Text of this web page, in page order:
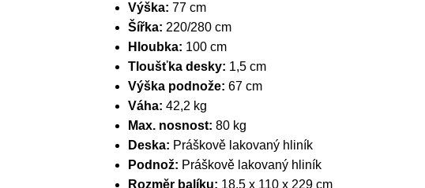
Výška: 77 cm
Šířka: 220/280 cm
Hloubka: 100 cm
Tloušťka desky: 1,5 cm
Výška podnože: 67 cm
Váha: 42,2 kg
Max. nosnost: 80 kg
Deska: Práškově lakovaný hliník
Podnož: Práškově lakovaný hliník
Rozměr balíku: 18,5 x 110 x 229 cm